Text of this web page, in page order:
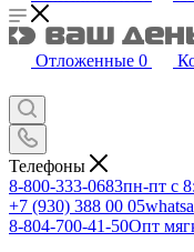
Отложенные 0
Телефоны
8-800-333-0683пн-пт с
+7 (930) 388 00 05
8-804-700-41-50Опт